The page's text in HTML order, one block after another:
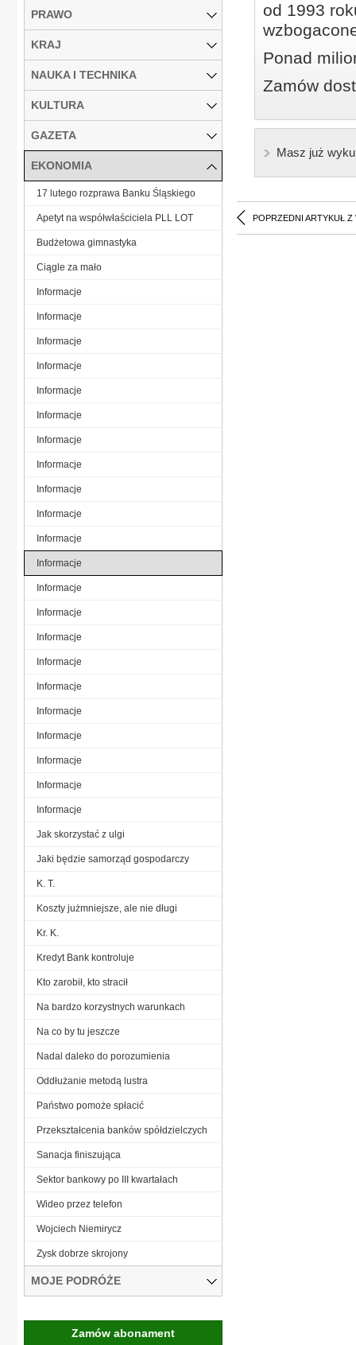
od 1993
Ponad
Zamów
Masz już
POPRZEDNI ARTYKUŁ Z
PRAWO
KRAJ
NAUKA I TECHNIKA
KULTURA
GAZETA
EKONOMIA
17 lutego rozprawa Banku Śląskiego
Apetyt na współwłaściciela PLL LOT
Budżetowa gimnastyka
Ciągle za mało
Informacje
Informacje
Informacje
Informacje
Informacje
Informacje
Informacje
Informacje
Informacje
Informacje
Informacje
Informacje
Informacje
Informacje
Informacje
Informacje
Informacje
Informacje
Informacje
Informacje
Informacje
Informacje
Jak skorzystać z ulgi
Jaki będzie samorząd gospodarczy
K. T.
Koszty jużmniejsze, ale nie długi
Kr. K.
Kredyt Bank kontroluje
Kto zarobił, kto stracił
Na bardzo korzystnych warunkach
Na co by tu jeszcze
Nadal daleko do porozumienia
Oddłużanie metodą lustra
Państwo pomoże spłacić
Przekształcenia banków spółdzielczych
Sanacja finiszująca
Sektor bankowy po III kwartałach
Wideo przez telefon
Wojciech Niemirycz
Zysk dobrze skrojony
MOJE PODRÓŻE
Zamów abonament